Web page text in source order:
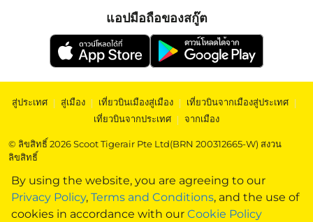
By using the website, you are agreeing to our
Privacy Policy, Terms and Conditions, and the use of
cookies in accordance with our Cookie Policy
แอปมือถือของสกู๊ต
สู่ประเทศ | สู่เมือง | เที่ยวบินเมืองสู่เมือง | เที่ยวบินจากเมืองสู่ประเทศ |
เที่ยวบินจากประเทศ | จากเมือง
© ลิขสิทธิ์ 2026 Scoot Tigerair Pte Ltd(BRN 200312665-W) สงวน
ลิขสิทธิ์